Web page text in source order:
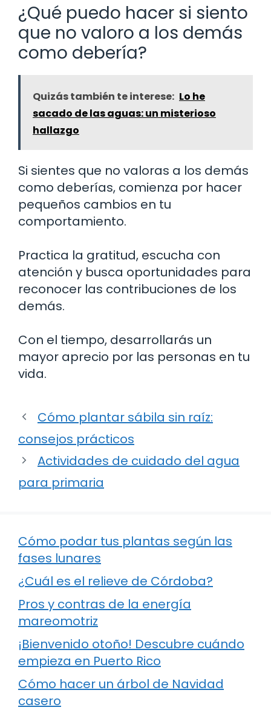
¿Qué puedo hacer si siento
que no valoro a los demás
como debería?
Quizás también te interese: Lo he
sacado de las aguas: un misterioso
hallazgo
Si sientes que no valoras a los demás
como deberías, comienza por hacer
pequeños cambios en tu
comportamiento.
Practica la gratitud, escucha con
atención y busca oportunidades para
reconocer las contribuciones de los
demás.
Con el tiempo, desarrollarás un
mayor aprecio por las personas en tu
vida.
Cómo plantar sábila sin raíz:
consejos prácticos
Actividades de cuidado del agua
para primaria
Cómo podar tus plantas según las
fases lunares
¿Cuál es el relieve de Córdoba?
Pros y contras de la energía
mareomotriz
¡Bienvenido otoño! Descubre cuándo
empieza en Puerto Rico
Cómo hacer un árbol de Navidad
casero